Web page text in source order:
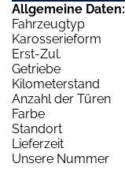
Allgemeine Daten:
Fahrzeugtyp
Karosserieform
Erst-Zul.
Getriebe
Kilometerstand
Anzahl der Türen
Farbe
Standort
Lieferzeit
Unsere Nummer